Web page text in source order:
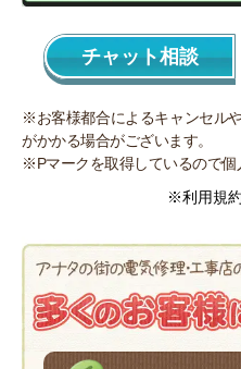
チャット相談
※お客様都合によるキャンセル
がかかる場合がございます。
※Pマークを取得しているので個
※利用規